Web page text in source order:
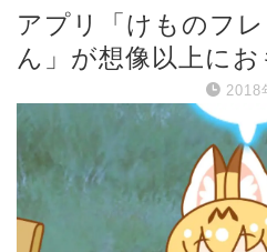
アプリ「けものフ
ん」が想像以上に
2018